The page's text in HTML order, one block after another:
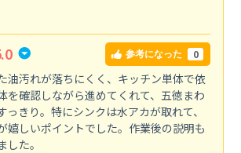
参考になった 0
油汚れが落ちにくく、キッチン単体で依
を確認しながら進めてくれて、五徳まわ
っきり。特にシンクは水アカが取れて、
嬉しいポイントでした。作業後の説明も
た。